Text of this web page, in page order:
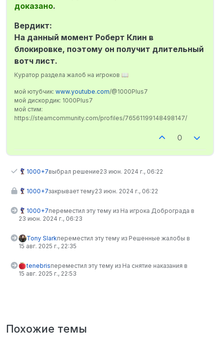
доказано.
Вердикт:
На данный момент Роберт Клин в
блокировке, поэтому он получит длительный
вотч лист.
Куратор раздела жалоб на игроков 📖
мой ютубчик: www.youtube.com/@1000Plus7
мой дискордик: 1000Plus7
мой стим:
https://steamcommunity.com/profiles/76561199148498147/
0
1000+7выбрал решение23 июн. 2024 г., 06:22
1000+7закрывает тему23 июн. 2024 г., 06:22
1000+7переместил эту тему из На игрока Доброграда в
23 июн. 2024 г., 06:23
Tony Slarkпереместил эту тему из Решенные жалобы в
15 авг. 2025 г., 22:35
tenebrisпереместил эту тему из На снятие наказания в
15 авг. 2025 г., 22:53
Похожие темы